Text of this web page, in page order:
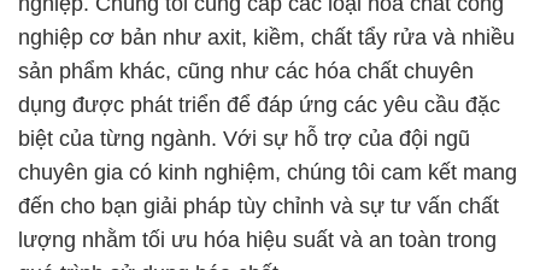
nghiệp cơ bản như axit, kiềm, chất tẩy rửa và nhiều
sản phẩm khác, cũng như các hóa chất chuyên
dụng được phát triển để đáp ứng các yêu cầu đặc
biệt của từng ngành. Với sự hỗ trợ của đội ngũ
chuyên gia có kinh nghiệm, chúng tôi cam kết mang
đến cho bạn giải pháp tùy chỉnh và sự tư vấn chất
lượng nhằm tối ưu hóa hiệu suất và an toàn trong